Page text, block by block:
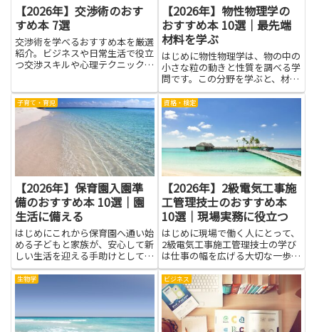
【2026年】交渉術のおす
すめ本 7選
交渉術を学べるおすすめ本を厳選
紹介。ビジネスや日常生活で役立
つ交渉スキルや心理テクニックを
【2026年】物性物理学の
おすすめ本 10選｜最先端
材料を学ぶ
はじめに物性物理学は、物の中の
小さな粒の動きと性質を調べる学
問です。この分野を学ぶと、材料
がどう動くか、なぜ特定の性質を
示すのかを、身近な例で理解でき
るようになります。最先端材料を
学ぶと、私たちの生活を支える道
具や技術のしくみが見えてきま
す...
子育て・育児
【2026年】保育園入園準
備のおすすめ本 10選｜園
生活に備える
はじめにこれから保育園へ通い始
める子どもと家族が、安心して新
しい生活を迎える手助けとして、
保育園入園準備の本は大きな味方
になります。園での遊び方や毎日
やさしく紹介されていると、親も
進...
資格・検定
【2026年】2級電気工事施
工管理技士のおすすめ本
10選｜現場実務に役立つ
はじめに現場で働く人にとって、
2級電気工事施工管理技士の学び
は仕事の幅を広げる大切な一歩で
す。現場実務に役立つ知識は、作
業の順序や安全管理、トラブルの
対応など、日常の作業をスムーズ
にするヒントになりやすいです。
この記事は、業界の実務に根ざ
し...
生物学 ビジネス